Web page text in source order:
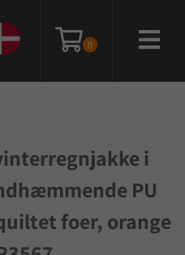
0
i
PU
foer, orange